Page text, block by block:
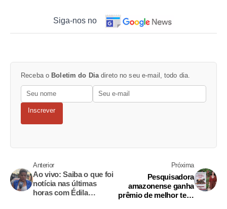
Siga-nos no
Receba o Boletim do Diadireto no seu e-mail, todo dia.
Inscrever
Anterior
Ao vivo: Saiba o que foi
notícia nas últimas
horas com Édila
Próxima
Pesquisadora
amazonense ganha
prêmio de melhor tese